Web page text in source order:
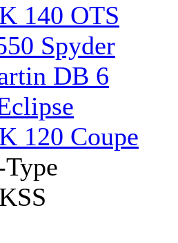
140 OTS
Spyder
DB 6
120 Coupe